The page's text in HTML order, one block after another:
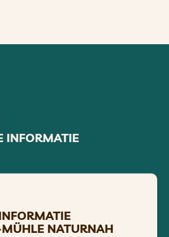
INFORMATIE
NATURNAH